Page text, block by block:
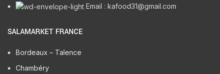
Email : kafood31@gmail.com
SALAMARKET FRANCE
Bordeaux – Talence
Chambéry